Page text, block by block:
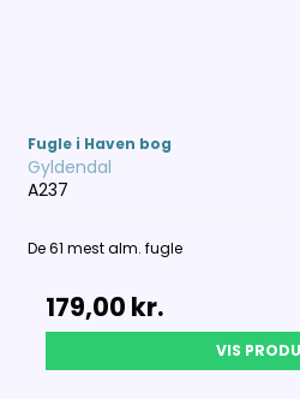
Fugle i Haven bog
Gyldendal
A237
De 61 mest alm. fugle
179,00 kr.
VIS